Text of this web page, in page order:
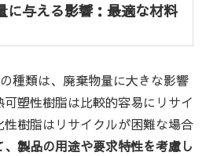
に与える影響：最適な材料
種類は、廃棄物量に大きな影響
塑性樹脂は比較的容易にリサイ
樹脂はリサイクルが困難な場合
、製品の用途や要求特性を考慮し